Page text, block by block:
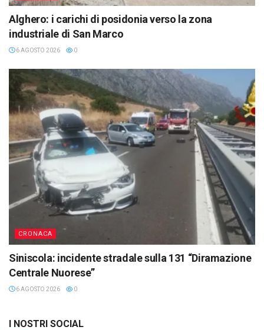
Alghero: i carichi di posidonia verso la zona
industriale di San Marco
6 AGOSTO 2026 0
CRONACA
Siniscola: incidente stradale sulla 131 “Diramazione
Centrale Nuorese”
6 AGOSTO 2026 0
I NOSTRI SOCIAL